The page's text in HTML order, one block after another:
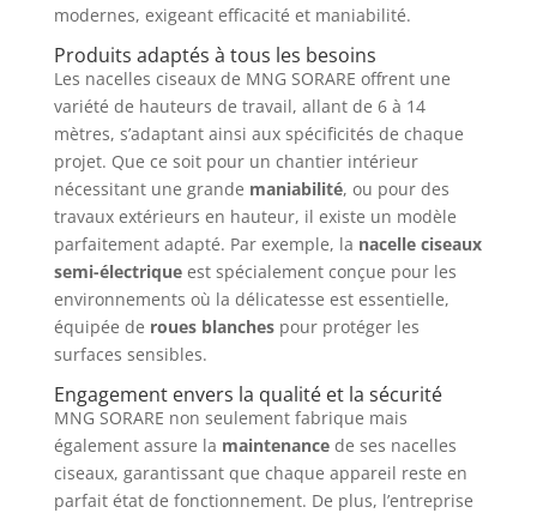
modernes, exigeant efficacité et maniabilité.
Produits adaptés à tous les besoins
Les nacelles ciseaux de MNG SORARE offrent une
variété de hauteurs de travail, allant de 6 à 14
mètres, s’adaptant ainsi aux spécificités de chaque
projet. Que ce soit pour un chantier intérieur
nécessitant une grande maniabilité, ou pour des
travaux extérieurs en hauteur, il existe un modèle
parfaitement adapté. Par exemple, la nacelle ciseaux
semi-électriqueest spécialement conçue pour les
environnements où la délicatesse est essentielle,
équipée de roues blanchespour protéger les
surfaces sensibles.
Engagement envers la qualité et la sécurité
MNG SORARE non seulement fabrique mais
également assure la maintenancede ses nacelles
ciseaux, garantissant que chaque appareil reste en
parfait état de fonctionnement. De plus, l’entreprise